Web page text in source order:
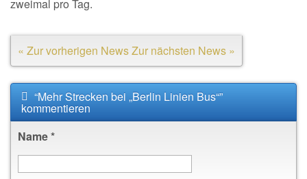
zweimal pro Tag.
« Zur vorherigen NewsZur nächsten News »
“Mehr Strecken bei „Berlin Linien Bus“”
kommentieren
Name*